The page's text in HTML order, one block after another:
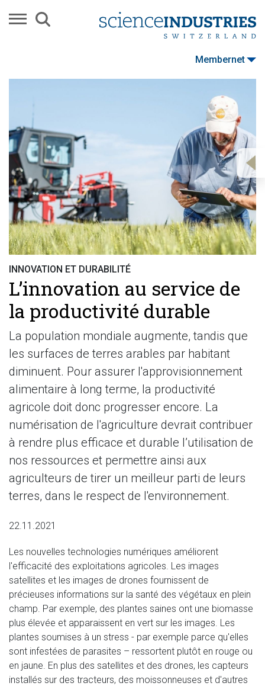
Membernet
INNOVATION ET DURABILITÉ
L’innovation au service de
la productivité durable
La population mondiale augmente, tandis que
les surfaces de terres arables par habitant
diminuent. Pour assurer l'approvisionnement
alimentaire à long terme, la productivité
agricole doit donc progresser encore. La
numérisation de l'agriculture devrait contribuer
à rendre plus efficace et durable l’utilisation de
nos ressources et permettre ainsi aux
agriculteurs de tirer un meilleur parti de leurs
terres, dans le respect de l'environnement.
22.11.2021
Les nouvelles technologies numériques améliorent
l'efficacité des exploitations agricoles. Les images
satellites et les images de drones fournissent de
précieuses informations sur la santé des végétaux en plein
champ. Par exemple, des plantes saines ont une biomasse
plus élevée et apparaissent en vert sur les images. Les
plantes soumises à un stress - par exemple parce qu'elles
sont infestées de parasites – ressortent plutôt en rouge ou
en jaune. En plus des satellites et des drones, les capteurs
installés sur des tracteurs, des moissonneuses et d'autres